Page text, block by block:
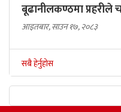
बूढानीलकण्ठमा प्रहरीले
आइतबार, साउन १७, २०८३
सबै हेर्नुहोस